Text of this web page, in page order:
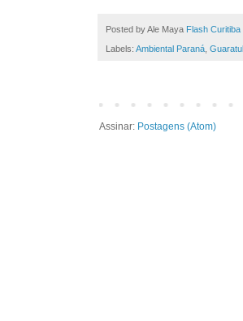
Posted by Ale Maya Flash Curitiba
Labels: Ambiental Paraná,
Assinar: Postagens (Atom)